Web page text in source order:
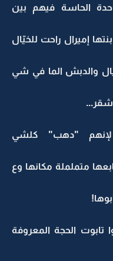
الحاسة فيهم بين
إميرال راحت للخيّال
والدبش الما في شي
لإنهم "دهب" كلشي
متململة مكانها وع
الحجة المعروفة